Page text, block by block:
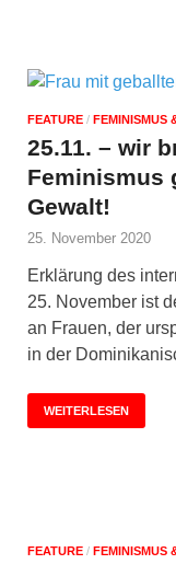
FEATURE / FEMINISMUS
25.11. – wir
Feminismus
Gewalt!
25. November 2020
Erklärung des
25. November ist
an Frauen, der
in der
WEITERLESEN
FEATURE / FEMINISMUS